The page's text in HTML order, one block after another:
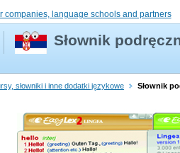
companies, language schools and partners
Słownik
słowniki i inne dodatki językowe Słownik